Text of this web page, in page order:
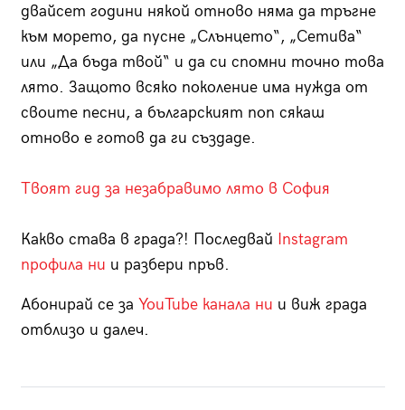
двайсет години някой отново няма да тръгне
към морето, да пусне „Слънцето“, „Сетива“
или „Да бъда твой“ и да си спомни точно това
лято. Защото всяко поколение има нужда от
своите песни, а българският поп сякаш
отново е готов да ги създаде.
Твоят гид за незабравимо лято в София
Какво става в града?! Последвай Instagram
профила ни и разбери пръв.
Абонирай се за YouTube канала ни и виж града
отблизо и далеч.